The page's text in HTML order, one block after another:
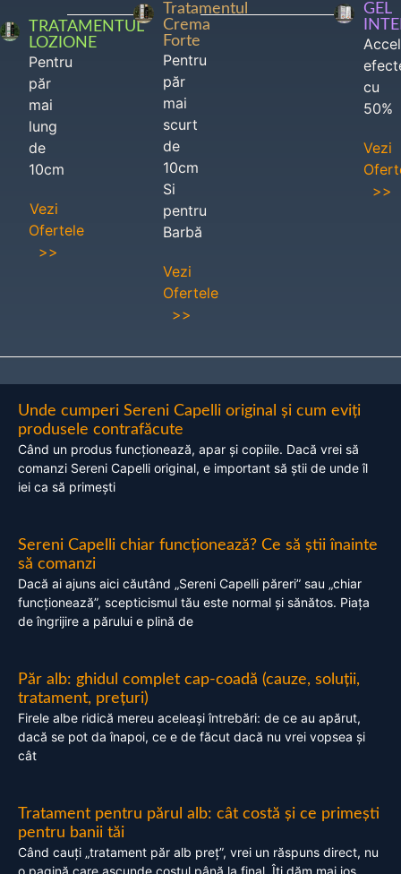
TRATAMENTUL
LOZIONE
Pentru
păr
mai
lung
de
10cm
Vezi
Ofertele
>>
Tratamentul
Crema
Forte
Pentru
păr
mai
scurt
de
10cm
Si
pentru
Barbă
Vezi
Ofertele
>>
GEL
cu
50%
Vezi
>>
Unde cumperi Sereni Capelli original și cum eviți
produsele contrafăcute
Când un produs funcționează, apar și copiile. Dacă vrei să
comanzi Sereni Capelli original, e important să știi de unde îl
iei ca să primești
Sereni Capelli chiar funcționează? Ce să știi înainte
să comanzi
Dacă ai ajuns aici căutând „Sereni Capelli păreri” sau „chiar
funcționează”, scepticismul tău este normal și sănătos. Piața
de îngrijire a părului e plină de
Păr alb: ghidul complet cap-coadă (cauze, soluții,
tratament, prețuri)
Firele albe ridică mereu aceleași întrebări: de ce au apărut,
dacă se pot da înapoi, ce e de făcut dacă nu vrei vopsea și
cât
Tratament pentru părul alb: cât costă și ce primești
pentru banii tăi
Când cauți „tratament păr alb preț”, vrei un răspuns direct, nu